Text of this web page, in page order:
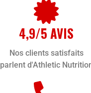
4,9/5 AVIS
Nos clients satisfaits
parlent d'Athletic